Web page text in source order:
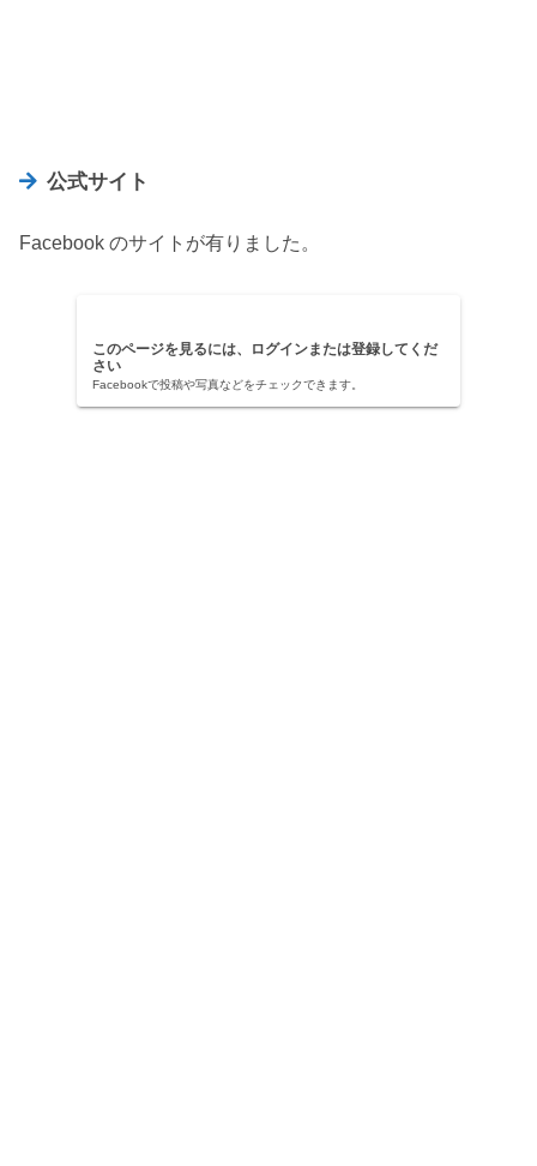
公式サイト
Facebook のサイトが有りました。
このページを見るには、ログインまたは登録してくだ
さい
Facebookで投稿や写真などをチェックできます。